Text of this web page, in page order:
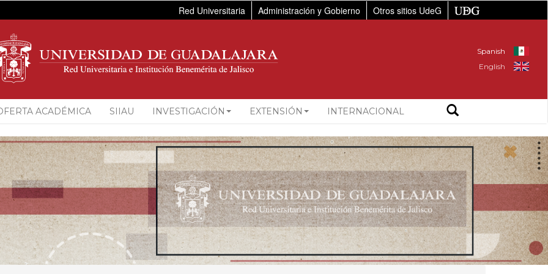
Red Universitaria Administración y Gobierno Otros sitios UdeG
Spanish
English
ACADÉMICA SIIAU INVESTIGACIÓN EXTENSIÓN INTERNACIONAL